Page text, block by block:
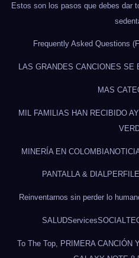
Estos son los pasos que debes dar
Frequently Asked Questions
LAS GRANDES CANCIONES SE
MAS
MIL FAMILIAS HAN RECIBIDO
MINERÍA EN COLOMBIA
PANTALLA & DIAL
Reinventarnos sin perder lo
SALUDServicesSOCIAL
To The Top, PRIMERA CANCIÓN